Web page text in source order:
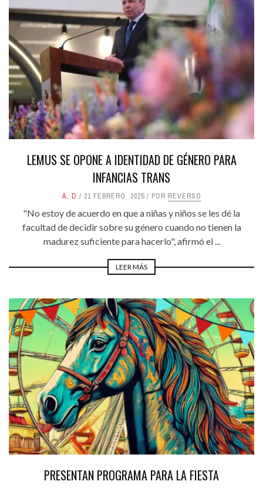
LEMUS SE OPONE A IDENTIDAD DE GÉNERO PARA
INFANCIAS TRANS
A, D 21 FEBRERO, 2025 POR REVERSO
"No estoy de acuerdo en que a niñas y niños se les dé la
facultad de decidir sobre su género cuando no tienen la
madurez suficiente para hacerlo", afirmó el ...
LEER MÁS
PRESENTAN PROGRAMA PARA LA FIESTA